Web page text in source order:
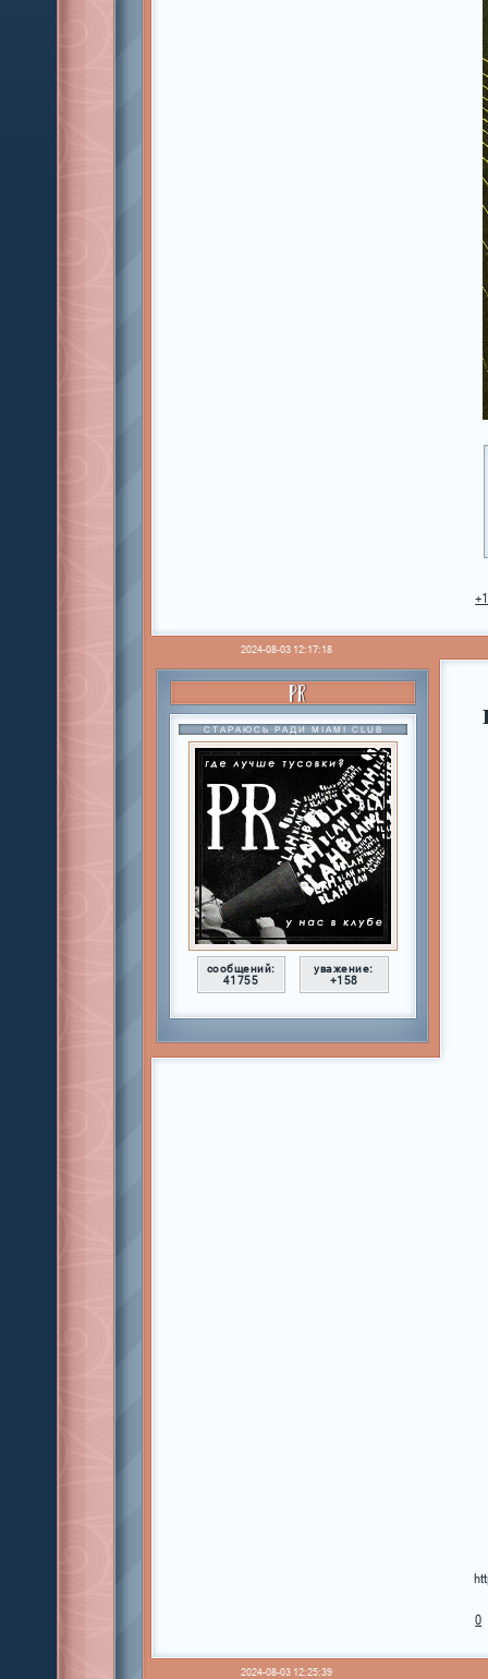
+1
2024-08-03 12:17:18
PR
СТАРАЮСЬ РАДИ MIAMI CLUB
сообщений:
41755
уважение:
+158
0
2024-08-03 12:25:39